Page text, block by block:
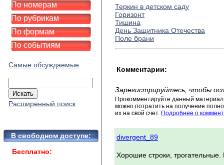
По номерам
По рубрикам
По формам
По событиям
Самые обсуждаемые
Расширенный поиск
В свободном доступе:
Бесплатно:
Теркин в детском саду
Горизонт
Тишина
День Защитника Отечества
Поле брани
Комментарии:
Зарегистрируйтесь, чтобы
Прокомментируйте данный
можно потратить на получение
их на свой счет. Подробнее о
divergent_89
Хорошие строки,